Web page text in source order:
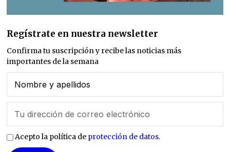
Regístrate en nuestra newsletter
Confirma tu suscripción y recibe las noticias más
importantes de la semana
Acepto la política de protección de datos.